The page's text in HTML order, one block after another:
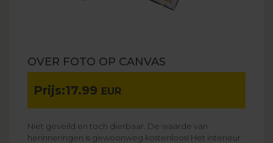
OVER FOTO OP CANVAS
Prijs:17.99 EUR
Niet geveild en toch dierbaar. De waarde van
herinneringen is gewoonweg kostenloos! Het interieur